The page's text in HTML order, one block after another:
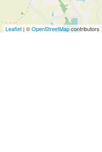
Leaflet| ©OpenStreetMapcontributors